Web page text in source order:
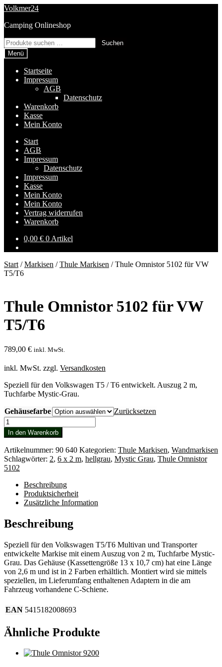
Zur
springen
Zum
springen
Volkmer24
Camping Onlineshop
Suchen
nach:
Suchen
Menü
Startseite
Impressum
AGB
Datenschutz
Warenkorb
Kasse
Mein Konto
Start
AGB
Impressum
Datenschutz
Impressum
Kasse
Mein Konto
Mein Konto
Vertrag widerrufen
Warenkorb
0,00 € 0 Artikel
Start /Markisen /Thule Markisen /Thule Omnistor 5102 für VW
T5/T6
Thule Omnistor 5102 für VW
T5/T6
789,00 € inkl. MwSt.
inkl. MwSt. zzgl. Versandkosten
Speziell für den Volkswagen T5 / T6 entwickelt. Auszug 2 m,
Tuchfarbe Mystic-Grau.
Gehäusefarbe
Zurücksetzen
Thule
Omnistor
5102
für
VW
T5/T6
Menge
In den Warenkorb
Artikelnummer: 90 640 Kategorien: Thule Markisen, Wandmarkisen
Schlagwörter: 2, 6 x 2 m, hellgrau, Mystic Grau, Thule Omnistor
5102
Beschreibung
Produktsicherheit
Zusätzliche Information
Beschreibung
Speziell für den Volkswagen T5/T6 Multivan und Transporter
entwickelte Markise mit einem Auszug von 2 m, Tuchfarbe Mystic-
Grau. Das Gehäuse (Kassettengröße 13 x 10,7 cm) hat eine Länge
von 2,6 m und ist in 2 Farben erhältlich. Montiert wird sie mittels
speziellen, im Lieferumfang enthaltenen Adaptern in die am
Fahrzeug vorhandene C-Schiene.
EAN 5415182008693
Ähnliche Produkte